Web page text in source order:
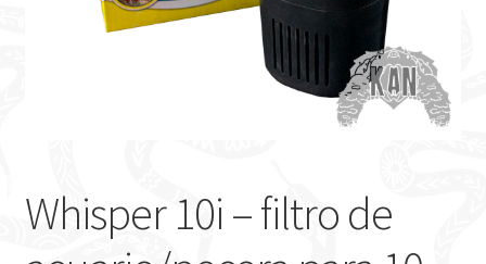
Whisper 10i – filtro de